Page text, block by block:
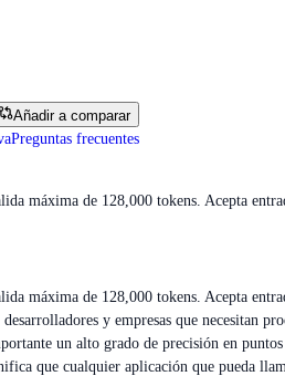
Añadir a comparar
Preguntas frecuentes
máxima de 128,000 tokens. Acepta
máxima de 128,000 tokens. Acepta
y empresas que necesitan
un alto grado de precisión en
que cualquier aplicación que pueda